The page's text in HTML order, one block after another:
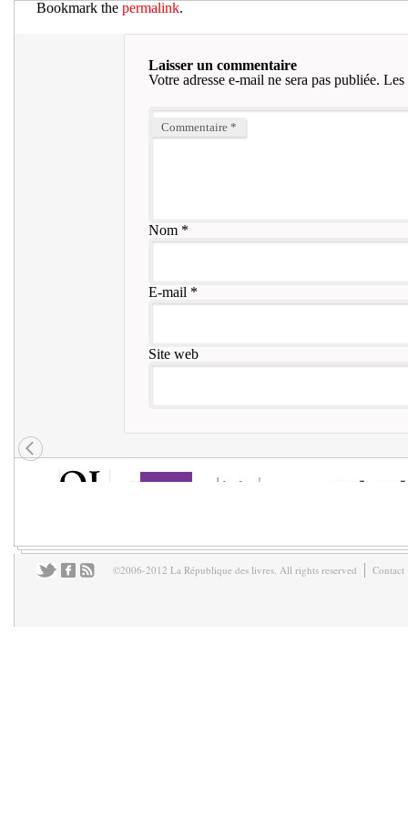
Bookmark the permalink.
Laisser un commentaire
Votre adresse e-mail ne sera pas publiée. Les
Commentaire *
Nom*
E-mail *
Site web
©2006-2012 La République des livres. All rights reserved Contact